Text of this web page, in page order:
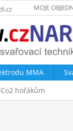
MOJE
MMA
hořákům